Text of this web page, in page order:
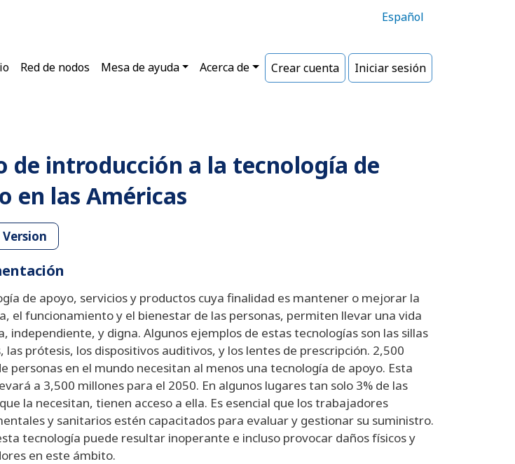
Español
navigation
Red de nodos Mesa de ayuda Acerca de Crear cuenta Iniciar sesión
de introducción a la tecnología de
en las Américas
de apoyo, servicios y productos cuya finalidad es mantener o mejorar la
el funcionamiento y el bienestar de las personas, permiten llevar una vida
independiente, y digna. Algunos ejemplos de estas tecnologías son las sillas
las prótesis, los dispositivos auditivos, y los lentes de prescripción. 2,500
personas en el mundo necesitan al menos una tecnología de apoyo. Esta
a 3,500 millones para el 2050. En algunos lugares tan solo 3% de las
la necesitan, tienen acceso a ella. Es esencial que los trabajadores
y sanitarios estén capacitados para evaluar y gestionar su suministro.
tecnología puede resultar inoperante e incluso provocar daños físicos y
en este ámbito.